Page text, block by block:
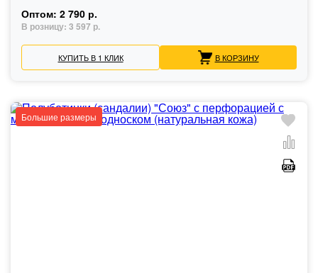
Оптом: 2 790 р.
В розницу: 3 597 р.
КУПИТЬ В 1 КЛИК В КОРЗИНУ
Большие размеры